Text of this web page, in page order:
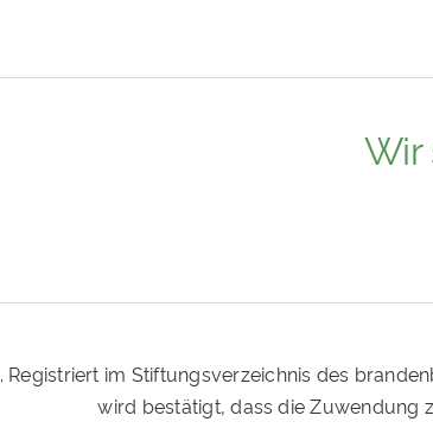
Wir
Registriert im Stiftungsverzeichnis des
wird bestätigt, dass die Zuwendung